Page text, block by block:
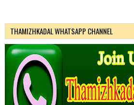
THAMIZHKADAL WHATSAPP CHANNEL